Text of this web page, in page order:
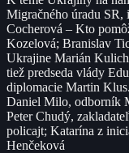
Migračného úradu
Cocherová – Kto
Kozelová; Branislav
Ukrajine Marián
tiež predseda vlády
diplomacie Martin
Daniel Milo, odborník
Peter Chudý,
policajt; Katarína z
Henčeková